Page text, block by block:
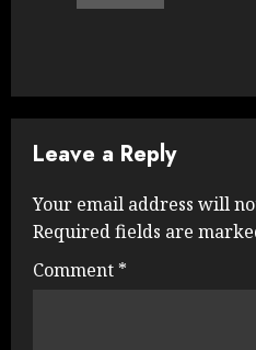
Leave a Reply
Your email address will
Required fields are
Comment *